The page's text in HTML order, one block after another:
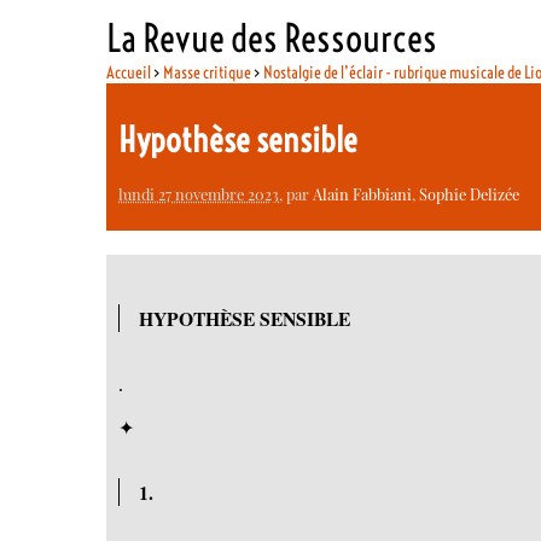
La Revue des Ressources
Accueil> Masse critique> Nostalgie de l’éclair - rubrique musicale de
Hypothèse sensible
lundi 27 novembre 2023, parAlain Fabbiani,Sophie Delizée
HYPOTHÈSE SENSIBLE
.
✦
1.